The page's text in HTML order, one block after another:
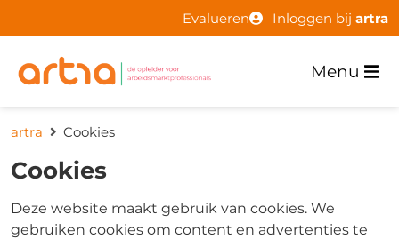
Evalueren Inloggen bij artra
Menu
artra Cookies
Cookies
Deze website maakt gebruik van cookies. We
gebruiken cookies om content en advertenties te